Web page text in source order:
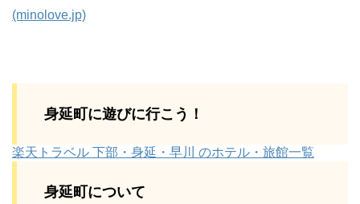
(minolove.jp)
身延町に遊びに行こう！
楽天トラベル 下部・身延・早川 のホテル・旅館一覧
身延町について